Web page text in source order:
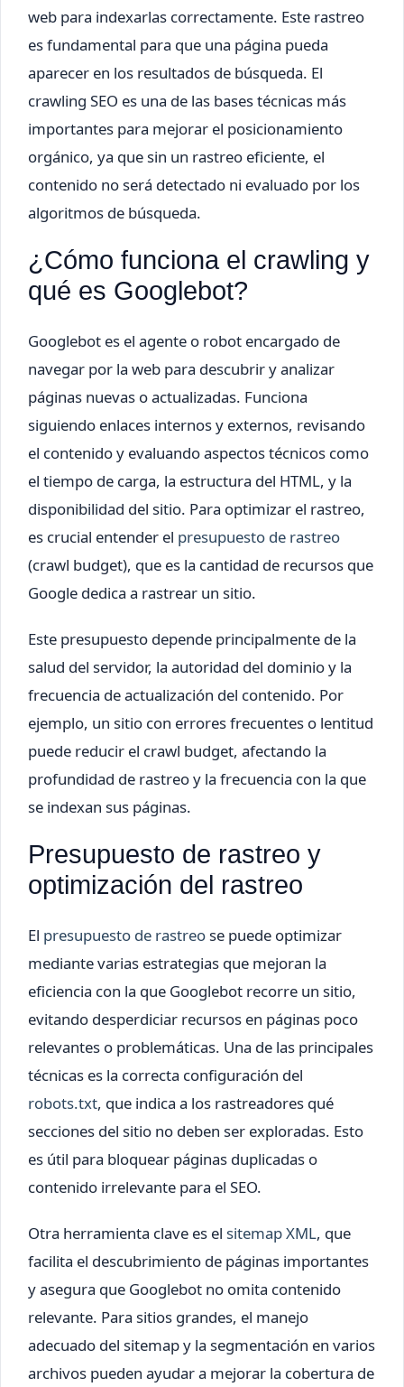
web para indexarlas correctamente. Este rastreo
es fundamental para que una página pueda
aparecer en los resultados de búsqueda. El
crawling SEO es una de las bases técnicas más
importantes para mejorar el posicionamiento
orgánico, ya que sin un rastreo eficiente, el
contenido no será detectado ni evaluado por los
algoritmos de búsqueda.
¿Cómo funciona el crawling y
qué es Googlebot?
Googlebot es el agente o robot encargado de
navegar por la web para descubrir y analizar
páginas nuevas o actualizadas. Funciona
siguiendo enlaces internos y externos, revisando
el contenido y evaluando aspectos técnicos como
el tiempo de carga, la estructura del HTML, y la
disponibilidad del sitio. Para optimizar el rastreo,
es crucial entender el presupuesto de rastreo
(crawl budget), que es la cantidad de recursos que
Google dedica a rastrear un sitio.
Este presupuesto depende principalmente de la
salud del servidor, la autoridad del dominio y la
frecuencia de actualización del contenido. Por
ejemplo, un sitio con errores frecuentes o lentitud
puede reducir el crawl budget, afectando la
profundidad de rastreo y la frecuencia con la que
se indexan sus páginas.
Presupuesto de rastreo y
optimización del rastreo
El presupuesto de rastreose puede optimizar
mediante varias estrategias que mejoran la
eficiencia con la que Googlebot recorre un sitio,
evitando desperdiciar recursos en páginas poco
relevantes o problemáticas. Una de las principales
técnicas es la correcta configuración del
robots.txt, que indica a los rastreadores qué
secciones del sitio no deben ser exploradas. Esto
es útil para bloquear páginas duplicadas o
contenido irrelevante para el SEO.
Otra herramienta clave es el sitemap XML, que
facilita el descubrimiento de páginas importantes
y asegura que Googlebot no omita contenido
relevante. Para sitios grandes, el manejo
adecuado del sitemap y la segmentación en varios
archivos pueden ayudar a mejorar la cobertura de